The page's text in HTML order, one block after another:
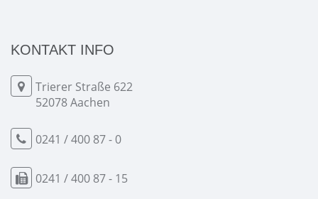
KONTAKT INFO
Trierer Straße 622
52078 Aachen
0241 / 400 87 - 0
0241 / 400 87 - 15